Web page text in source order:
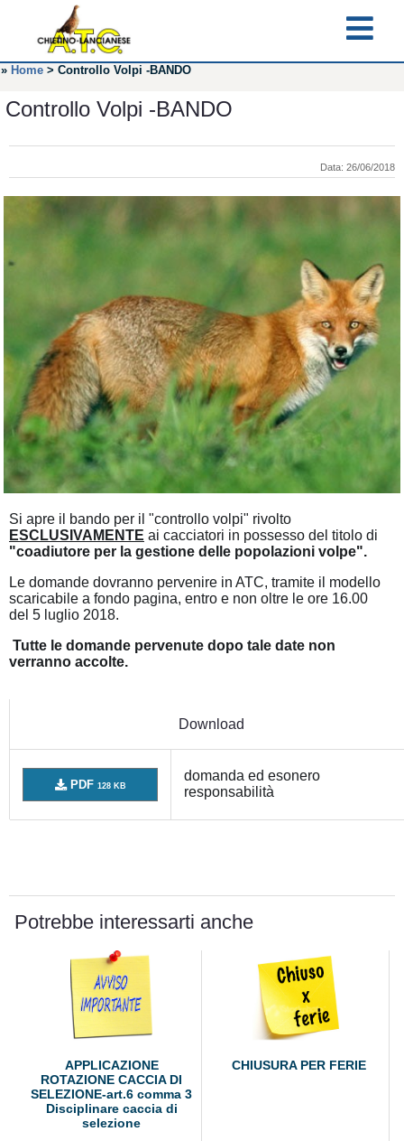
» Home > Controllo Volpi -BANDO
Controllo Volpi -BANDO
Data: 26/06/2018
Si apre il bando per il "controllo volpi" rivolto
ESCLUSIVAMENTE ai cacciatori in possesso del titolo di
"coadiutore per la gestione delle popolazioni volpe".
Le domande dovranno pervenire in ATC, tramite il modello
scaricabile a fondo pagina, entro e non oltre le ore 16.00
del 5 luglio 2018.
Tutte le domande pervenute dopo tale date non
verranno accolte.
Download
PDF 128 KB
domanda ed esonero
responsabilità
Potrebbe interessarti anche
APPLICAZIONE
ROTAZIONE CACCIA DI
SELEZIONE-art.6 comma 3
Disciplinare caccia di
selezione
CHIUSURA PER FERIE